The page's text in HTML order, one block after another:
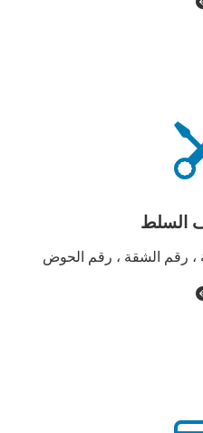
السلط
، رقم الشقة ، رقم الحوض